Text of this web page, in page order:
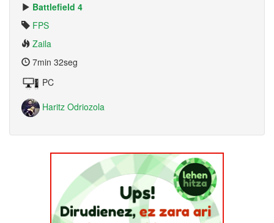
Battlefield 4
FPS
Zaila
7min 32seg
PC
Haritz Odriozola